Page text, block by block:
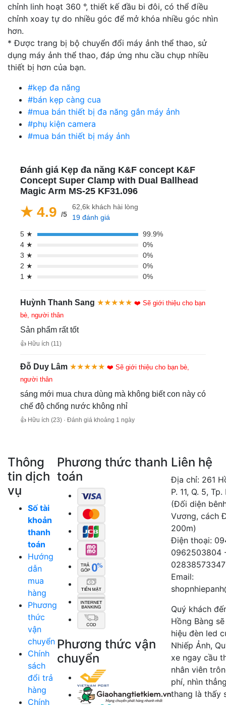
chỉnh linh hoạt 360 °, thiết kế đầu bi đôi, có thể điều
chỉnh xoay tự do nhiều góc để mở khóa nhiều góc nhìn
hơn.
* Được trang bị bộ chuyển đổi máy ảnh thể thao, sử
dụng máy ảnh thể thao, đáp ứng nhu cầu chụp nhiều
thiết bị hơn của bạn.
#kẹp đa năng
#bán kẹp càng cua
#mua bán thiết bị đa năng gắn máy ảnh
#phụ kiện camera
#mua bán thiết bị máy ảnh
Đánh giá Kẹp đa năng K&F concept K&F
Concept Super Clamp with Dual Ballhead
Magic Arm MS-25 KF31.096
★ 4.9 /5
62,6k khách hài lòng
19 đánh giá
5 ★
99.9%
4 ★
0%
3 ★
0%
2 ★
0%
1 ★
0%
Huỳnh Thanh Sang ★★★★★ ❤️ Sẽ giới thiệu cho bạn
bè, người thân
Sản phẩm rất tốt
👍 Hữu ích (11)
Đỗ Duy Lâm ★★★★★ ❤️ Sẽ giới thiệu cho bạn bè,
người thân
sáng mới mua chưa dùng mà không biết con này có
chế độ chống nước không nhỉ
👍 Hữu ích (23) · Đánh giá khoảng 1 ngày
Thông
tin dịch
vụ
Số tài
khoản
thanh
toán
Hướng
dẫn
mua
hàng
Phương
thức
vận
chuyển
Chính
sách
đổi trả
hàng
Chính
Phương thức thanh
toán
Phương thức vận
chuyển
Liên hệ
Địa chỉ: 261
P. 11, Q. 5,
(Đối diện
Vương, cách
200m)
Điện thoại:
0962503804
02838573347
Email:
Quý khách
Hồng Bàng
hiệu đèn led
Nhiếp Ảnh,
xe ngay cầu
nhân viên
phí, nhìn
thang là thấy